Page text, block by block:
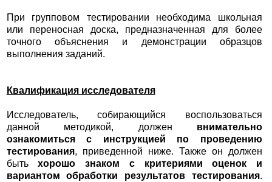
При групповом тестировании необходима школьная
или переносная доска, предназначенная для более
точного объяснения и демонстрации образцов
выполнения заданий.
Квалификация исследователя
Исследователь, собирающийся воспользоваться
данной методикой, должен внимательно
ознакомиться с инструкцией по проведению
тестирования, приведенной ниже. Также он должен
бытьхорошо знаком с критериями оценок и
вариантом обработки результатов тестирования.